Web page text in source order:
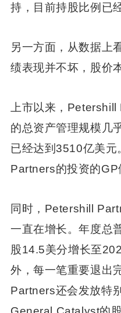
持，目前持股比例已
另一方面，从数据上
绩表现并不坏，股价
上市以来，
的总资产管理规模几
已经达到3510亿美
Partners的投资的GP
同时，Petershill
一直在增长。年度总
股14.5美分增长至
外，每一笔重要退出
Partners还会发放特